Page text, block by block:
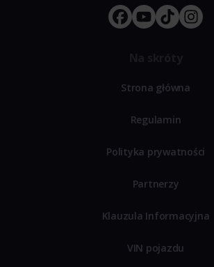
Strona główna
Regulamin
Polityka prywatności
Partnerzy
Klauzula Informacyjna
VIN pojazdu